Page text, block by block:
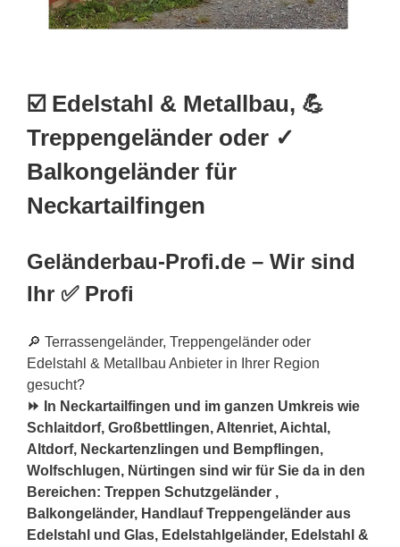
☑️ Edelstahl & Metallbau, 💪
Treppengeländer oder ✓
Balkongeländer für
Neckartailfingen
Geländerbau-Profi.de – Wir sind
Ihr ✅ Profi
🔎 Terrassengeländer, Treppengeländer oder
Edelstahl & Metallbau Anbieter in Ihrer Region
gesucht?
⏩ In Neckartailfingen und im ganzen Umkreis wie
Schlaitdorf, Großbettlingen, Altenriet, Aichtal,
Altdorf, Neckartenzlingen und Bempflingen,
Wolfschlugen, Nürtingen sind wir für Sie da in den
Bereichen: Treppen Schutzgeländer ,
Balkongeländer, Handlauf Treppengeländer aus
Edelstahl und Glas, Edelstahlgeländer, Edelstahl &